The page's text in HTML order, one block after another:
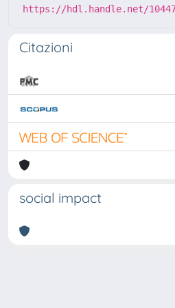
https://hdl.handle.net/
Citazioni
social impact